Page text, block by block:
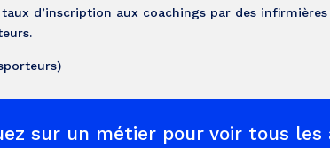
taux d’inscription aux coachings par des
sur un métier pour voir tous